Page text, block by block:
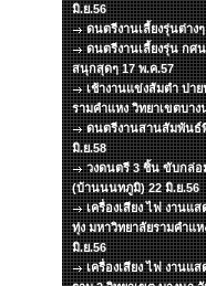
มิ.ย.56
ดนตรีงานเลี้ยงรุ่นต่าง
ดนตรีงานเลี้ยงรุ่น ก
สนุกสุดๆ 17 พ.ค.57
เช้างานแข่งส้มตำ บ่า
รามคำแหง วิทยาเขตบา
ดนตรีงานสานสัมพันธ์
มิ.ย.58
วงดนตรี 3 ชิ้น ขับกล่อ
(บ้านนนทภูมิ) 22 มิ.ย.56
เครื่องเสียง ไฟ งานแ
ทุ่ง มหาวิทยาลัยรามคำแ
มิ.ย.56
เครื่องเสียง ไฟ งานแ